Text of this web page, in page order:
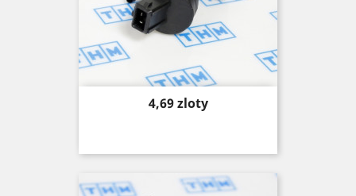
Price
4,69 zloty